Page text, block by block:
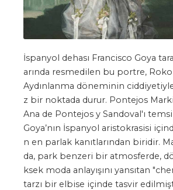
İspanyol dehası Francisco Goya
arında resmedilen bu portre,
Aydınlanma döneminin
z bir noktada durur. Pontejos
Ana de Pontejos y Sandoval'ı
Goya’nın İspanyol aristokrasisi
n en parlak kanıtlarından biridir.
da, park benzeri bir atmosferde,
ksek moda anlayışını yansıtan
tarzı bir elbise içinde tasvir